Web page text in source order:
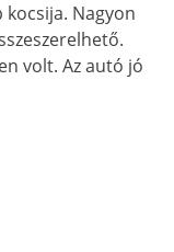
Nagyon
volt. Az autó jó